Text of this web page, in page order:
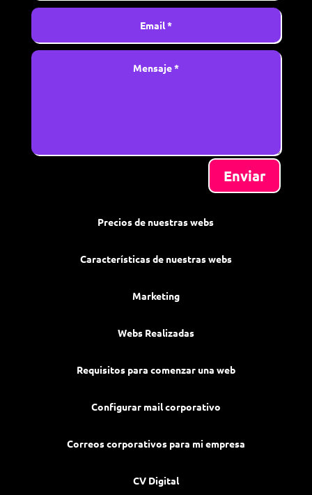
Enviar
Precios de nuestras webs
Características de nuestras webs
Marketing
Webs Realizadas
Requisitos para comenzar una web
Configurar mail corporativo
Correos corporativos para mi empresa
CV Digital